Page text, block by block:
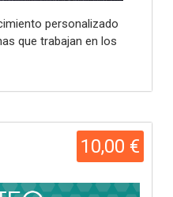
personalizado
que trabajan en los
10,00 €